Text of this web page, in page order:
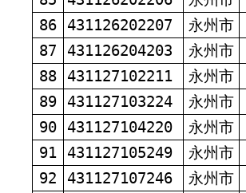
86
431126202207 永州市
87
431126204203 永州市
88
431127102211 永州市
89
431127103224 永州市
90
431127104220 永州市
91
431127105249 永州市
92
431127107246 永州市